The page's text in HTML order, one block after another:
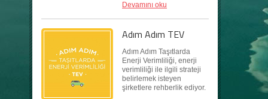
Devamını oku
Adım Adım TEV
Adım Adım Taşıtlarda
Enerji Verimliliği, enerji
verimliliği ile ilgili strateji
belirlemek isteyen
şirketlere rehberlik ediyor.